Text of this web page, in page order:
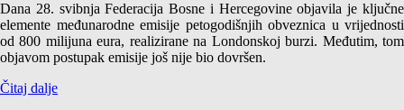
Dana 28. svibnja Federacija Bosne i Hercegovine objavila je ključne
elemente međunarodne emisije petogodišnjih obveznica u vrijednosti
od 800 milijuna eura, realizirane na Londonskoj burzi. Međutim, tom
objavom postupak emisije još nije bio dovršen.
Čitaj dalje